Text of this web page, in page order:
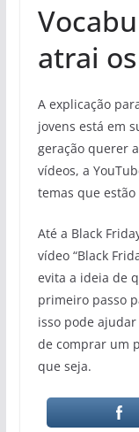
atrai
A explicação
jovens está em
geração querer
vídeos, a
temas que estão
Até a Black
vídeo “Black
evita a ideia de
primeiro passo
isso pode
de comprar um
que seja.